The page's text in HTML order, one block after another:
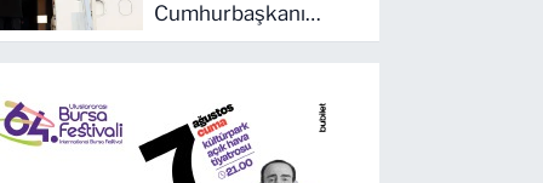
Cumhurbaşkanı
Erdoğan, Suudi